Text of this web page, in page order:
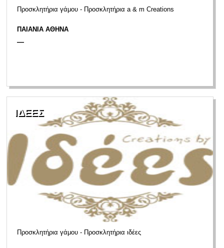
Προσκλητήρια γάμου - Προσκλητήρια a & m Creations
ΠΑΙΑΝΙΑ ΑΘΗΝΑ
—
ΙΔΕΕΣ
Προσκλητήρια γάμου - Προσκλητήρια ιδέες